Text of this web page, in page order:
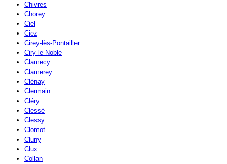
Chivres
Chorey
Ciel
Ciez
Cirey-lès-Pontailler
Ciry-le-Noble
Clamecy
Clamerey
Clénay
Clermain
Cléry
Clessé
Clessy
Clomot
Cluny
Clux
Collan